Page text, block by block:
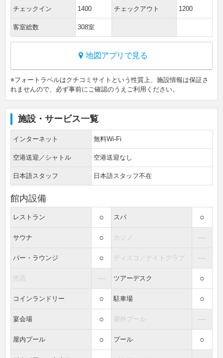
チェックイン 1400 チェックアウト 1200
客室総数 308室
地図アプリで見る
※フォートラベルはクチコミサイトという性質上、施設情報は保証さ
れませんので、必ず事前にご確認のうえご利用ください。
施設・サービス一覧
インターネット 無料Wi-Fi
空港送迎／シャトル 空港送迎なし
日本語スタッフ 日本語スタッフ不在
館内設備
レストラン ○ スパ ○
サウナ ○ カジノ ―
バー・ラウンジ ○ ディスコ／ナイトクラブ ―
売店 ― ツアーデスク ○
コインランドリー ○ 駐車場 ○
宴会場 ○ 屋外プール ―
屋内プール ○ プール ○